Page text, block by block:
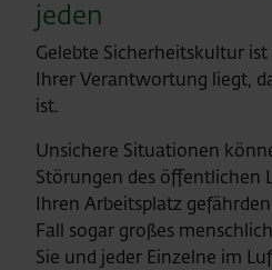
jeden
Gelebte Sicherheitskultur
Ihrer Verantwortung liegt,
ist.
Unsichere Situationen
Störungen des öffentlichen
Ihren Arbeitsplatz
Fall sogar großes
Sie und jeder Einzelne im